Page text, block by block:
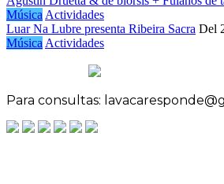
Música Actividades
Luar Na Lubre presenta Ribeira Sacra Del
Música Actividades
Para consultas: